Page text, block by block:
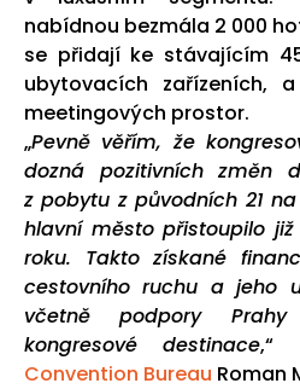
nabídnou bezmála 2 000
se přidají ke stávajícím
ubytovacích zařízeních,
meetingových prostor.
„Pevně věřím, že
dozná pozitivních změn
z pobytu z původních 21
hlavní město přistoupilo
roku. Takto získané
cestovního ruchu a jeho
včetně podpory
kongresové destinace,“
Convention Bureau Roman